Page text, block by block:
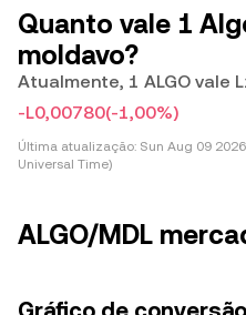
Quanto vale 1
moldavo?
Atualmente, 1 ALGO vale
-L0,00780(-1,00%)
Última atualização: Sun Aug 09
Universal Time)
ALGO/MDL